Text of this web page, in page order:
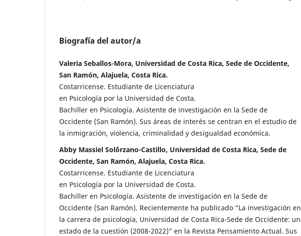
Biografía del autor/a
Valeria Seballos-Mora, Universidad de Costa Rica, Sede de Occidente,
San Ramón, Alajuela, Costa Rica.
Costarricense. Estudiante de Licenciatura
en Psicología por la Universidad de Costa.
Bachiller en Psicología. Asistente de investigación en la Sede de
Occidente (San Ramón). Sus áreas de interés se centran en el estudio de
la inmigración, violencia, criminalidad y desigualdad económica.
Abby Massiel Sol´´´órzano-Castillo, Universidad de Costa Rica, Sede de
Occidente, San Ramón, Alajuela, Costa Rica.
Costarricense. Estudiante de Licenciatura
en Psicología por la Universidad de Costa.
Bachiller en Psicología. Asistente de investigación en la Sede de
Occidente (San Ramón). Recientemente ha publicado “La investigación en
la carrera de psicología, Universidad de Costa Rica-Sede de Occidente: un
estado de la cuestión (2008-2022)” en la Revista Pensamiento Actual. Sus